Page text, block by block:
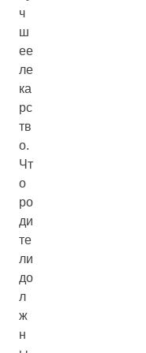
ч
ш
ее
ле
ка
рс
тв
о.
Чт
о
ро
ди
те
ли
до
л
ж
н